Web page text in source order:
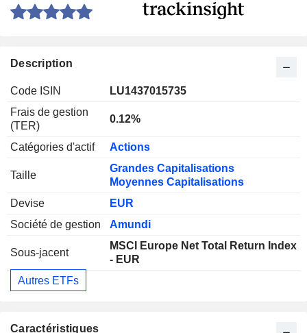
Description
Code ISIN
LU1437015735
Frais de gestion
(TER)
0.12%
Catégories d'actif Actions
Taille
Grandes Capitalisations
Moyennes Capitalisations
Devise
EUR
Société de gestion
Amundi
Sous-jacent
MSCI Europe Net Total Return Index
- EUR
Autres ETFs
Caractéristiques